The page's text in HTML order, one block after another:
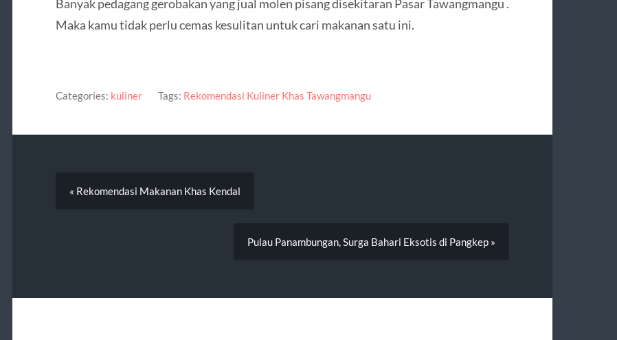
Banyak pedagang gerobakan yang jual molen pisang disekitaran Pasar Tawangmangu .
Maka kamu tidak perlu cemas kesulitan untuk cari makanan satu ini.
Categories: kuliner Tags: Rekomendasi Kuliner Khas Tawangmangu
« Rekomendasi Makanan Khas Kendal
Pulau Panambungan, Surga Bahari Eksotis di Pangkep »